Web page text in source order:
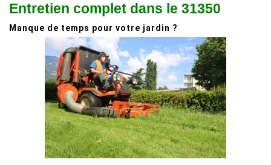
Entretien complet dans le 31350
Manque de temps pour votre jardin ?